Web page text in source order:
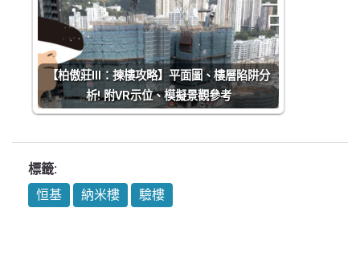
【柏傲莊III：揀樓攻略】平面圖、樓層陷阱分
析! 附VR示位、模擬景觀參考
標籤:
恒基
納米樓 驗樓